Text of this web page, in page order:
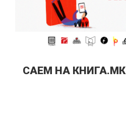
САЕМ НА КНИГА.МК